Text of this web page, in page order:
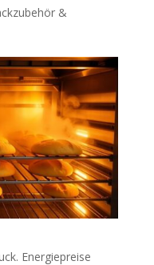
&
Energiepreise